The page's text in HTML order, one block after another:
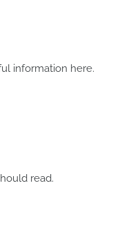
information here.
read.